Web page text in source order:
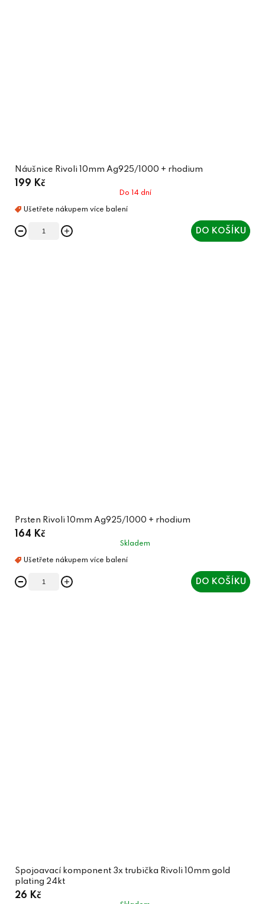
Náušnice Rivoli 10mm Ag925/1000 + rhodium
199 Kč
Do 14 dní
DO KOŠÍKU
Prsten Rivoli 10mm Ag925/1000 + rhodium
164 Kč
Skladem
DO KOŠÍKU
Spojoavací komponent 3x trubička Rivoli 10mm gold
plating 24kt
26 Kč